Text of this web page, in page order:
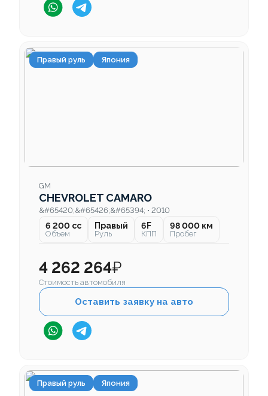
Правый руль Япония
GM
CHEVROLET CAMARO
&#65420;&#65426;&#65394; • 2010
6 200 cc
Объем
Правый
Руль
6F
КПП
98 000 км
Пробег
4 262 264₽
Стоимость автомобиля
Оставить заявку на авто
Правый руль Япония